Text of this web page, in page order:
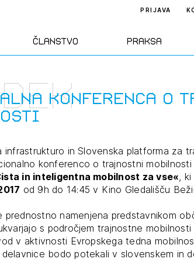
Članstvo Praksa
PRIJAVA
Člani ZAPS
Kandidati za
Kandidati za
izpit
Zakonodaja
Opravljanje
Sklepanje
konferenca o
infrastrukturo in Slovenska platforma za
konferenco o trajnostni mobilnosti
in inteligentna mobilnost za vse«,
od 9h do 14:45 v Kino Gledališču
prednostno namenjena predstavnikom
s področjem trajnostne
v aktivnosti Evropskega tedna
delavnice bodo potekali v slovenskem in